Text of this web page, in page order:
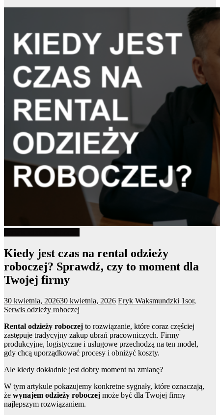
Kiedy jest czas na rental odzieży
roboczej? Sprawdź, czy to moment dla
Twojej firmy
30 kwietnia, 202630 kwietnia, 2026 Eryk Waksmundzki 1sor,
Serwis odzieży roboczej
Rental odzieży roboczej to rozwiązanie, które coraz częściej
zastępuje tradycyjny zakup ubrań pracowniczych. Firmy
produkcyjne, logistyczne i usługowe przechodzą na ten model,
gdy chcą uporządkować procesy i obniżyć koszty.
Ale kiedy dokładnie jest dobry moment na zmianę?
W tym artykule pokazujemy konkretne sygnały, które oznaczają,
że wynajem odzieży roboczej może być dla Twojej firmy
najlepszym rozwiązaniem.